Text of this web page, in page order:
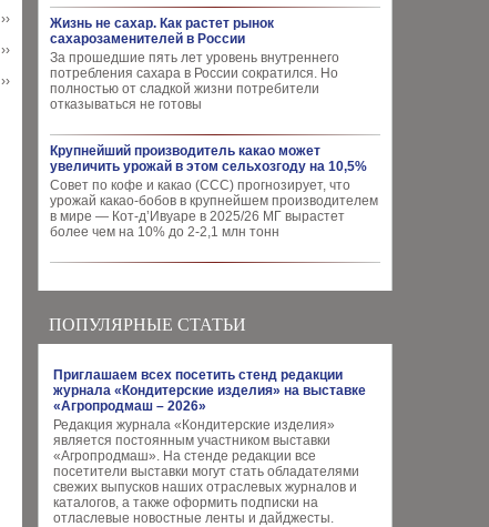
Жизнь не сахар. Как растет рынок
сахарозаменителей в России
За прошедшие пять лет уровень внутреннего
потребления сахара в России сократился. Но
полностью от сладкой жизни потребители
отказываться не готовы
Крупнейший производитель какао может
увеличить урожай в этом сельхозгоду на 10,5%
Совет по кофе и какао (CCC) прогнозирует, что
урожай какао-бобов в крупнейшем производителем
в мире — Кот-д’Ивуаре в 2025/26 МГ вырастет
более чем на 10% до 2-2,1 млн тонн
ПОПУЛЯРНЫЕ СТАТЬИ
Приглашаем всех посетить стенд редакции
журнала «Кондитерские изделия» на выставке
«Агропродмаш – 2026»
Редакция журнала «Кондитерские изделия»
является постоянным участником выставки
«Агропродмаш». На стенде редакции все
посетители выставки могут стать обладателями
свежих выпусков наших отраслевых журналов и
каталогов, а также оформить подписки на
отласлевые новостные ленты и дайджесты.
››
››
››